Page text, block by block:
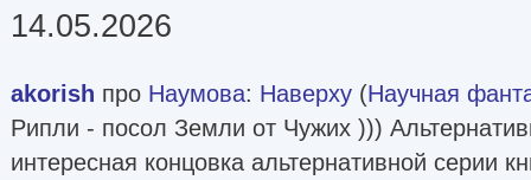
14.05.2026
akorish про Наумова: Наверху (Научная
Рипли - посол Земли от Чужих )))
интересная концовка альтернативной серии